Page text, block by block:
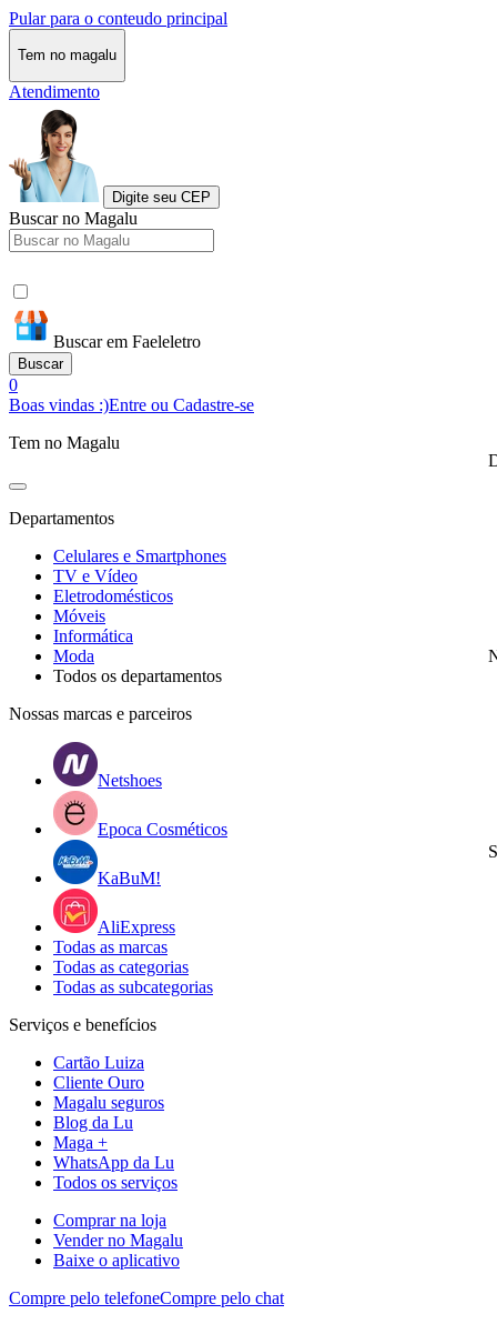
Pular para o conteudo principal
Tem no magalu
Atendimento
Digite seu CEP
Buscar no Magalu
Buscar em Faeleletro
Buscar
0
Boas vindas :)Entre ou Cadastre-se
Tem no Magalu
Departamentos
Celulares e Smartphones
TV e Vídeo
Eletrodomésticos
Móveis
Informática
Moda
Todos os departamentos
Nossas marcas e parceiros
Netshoes
Epoca Cosméticos
KaBuM!
AliExpress
Todas as marcas
Todas as categorias
Todas as subcategorias
Serviços e benefícios
Cartão Luiza
Cliente Ouro
Magalu seguros
Blog da Lu
Maga +
WhatsApp da Lu
Todos os serviços
Comprar na loja
Vender no Magalu
Baixe o aplicativo
Compre pelo telefoneCompre pelo chat